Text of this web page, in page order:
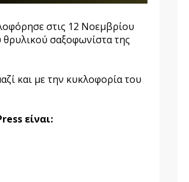
στις 12 Νοεμβρίου
θρυλικού σαξοφωνίστα της
και με την κυκλοφορία του
είναι: